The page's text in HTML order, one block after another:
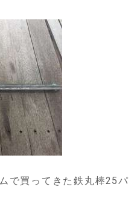
で買ってきた鉄丸棒25パ